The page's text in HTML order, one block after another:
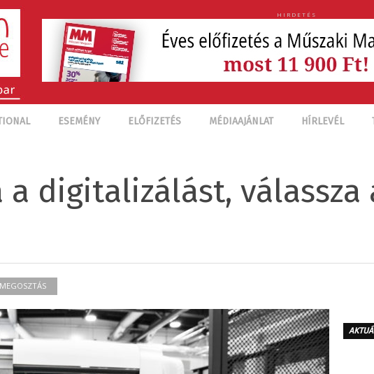
HIRDETÉS
ESEMÉNY ELŐFIZETÉS MÉDIAAJÁNLAT HÍRLEVÉL
a digitalizálást,
MEGOSZTÁS